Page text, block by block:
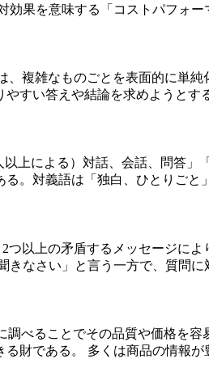
効果を意味する「コストパフォ
、複雑なものごとを表面的に単
やすい答えや結論を求めようと
以上による）対話、会話、問答
る。対義語は「独白、ひとりご
2つ以上の矛盾するメッセージに
きなさい」と言う一方で、質問
調べることでその品質や価格を
る財である。 多くは商品の情報